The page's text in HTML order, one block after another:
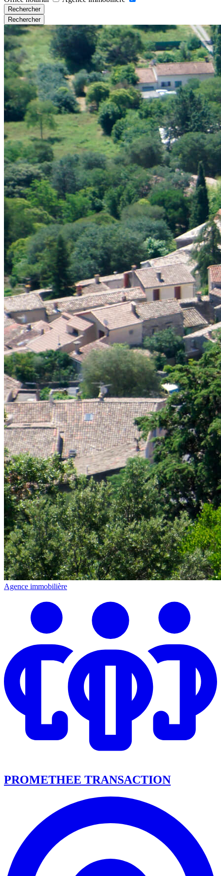
Rechercher
Rechercher
Agence immobilière
PROMETHEE TRANSACTION